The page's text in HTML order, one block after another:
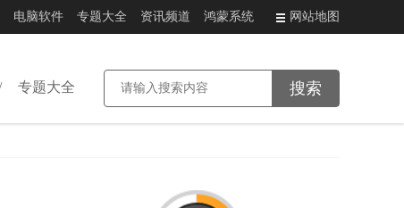
电脑软件 专题大全 资讯频道 鸿蒙系统 网站地图
专题大全